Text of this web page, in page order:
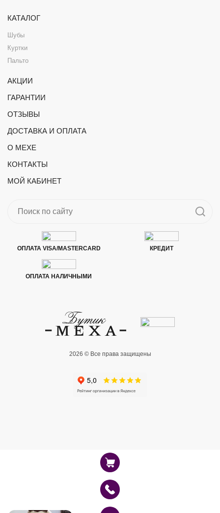
КАТАЛОГ
Шубы
Куртки
Пальто
АКЦИИ
ГАРАНТИИ
ОТЗЫВЫ
ДОСТАВКА И ОПЛАТА
О МЕХЕ
КОНТАКТЫ
МОЙ КАБИНЕТ
ОПЛАТА VISA/MASTERCARD КРЕДИТ
ОПЛАТА НАЛИЧНЫМИ
2026 © Все права защищены